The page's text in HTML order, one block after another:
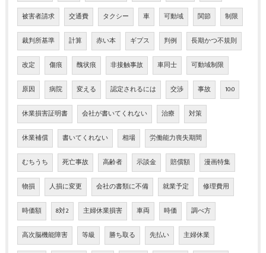
被害者請求 交通費 タクシー 車 可動域 関節 制限
裁判所基準 計算 赤い本 ギプス 判例 長期かつ不規則
改定 傷痕 醜状痕 非接触事故 車同士 可動域制限
原因 病院 変える 認定されるには 交渉 事故 10:0
休業損害証明書 会社が書いてくれない 治療 対策
休業補償 書いてくれない 相場 労働能力喪失期間
むちうち 死亡事故 高齢者 示談金 賠償額 漫画特集
物損 人損に変更 会社の書類に不備 就業予定 修理費用
時価額 8対2 主婦休業損害 車両 時価 調べ方
高次脳機能障害 等級 勝ち取る 先払い 主婦休業